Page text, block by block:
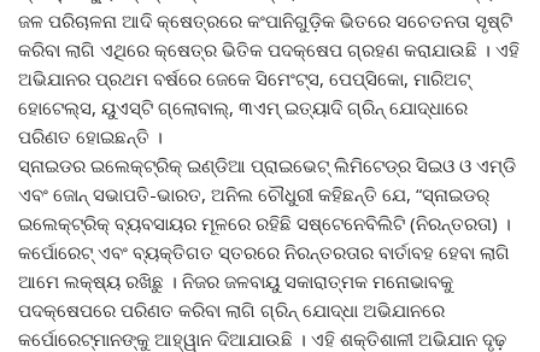
ଜଳ ପରିଚାଳନା ଆଦି କ୍ଷେତ୍ରରେ କଂପାନିଗୁଡ଼ିକ ଭିତରେ ସଚେତନତା ସୃଷ୍ଟି
କରିବା ଲାଗି ଏଥିରେ କ୍ଷେତ୍ର ଭିତିକ ପଦକ୍ଷେପ ଗ୍ରହଣ କରାଯାଉଛି । ଏହି
ଅଭିଯାନର ପ୍ରଥମ ବର୍ଷରେ ଜେକେ ସିମେଂଟ୍‌ସ, ପେପ୍‌ସିକୋ, ମାରିଅଟ୍
ହୋଟେଲ୍‌ସ, ୟୁଏସ୍‌ଟି ଗ୍ଲୋବାଲ୍‌, ୩ଏମ୍ ଇତ୍ୟାଦି ଗ୍ରିନ୍ ଯୋଦ୍ଧାରେ
ପରିଣତ ହୋଇଛନ୍ତି ।
ସ୍ନାଇଡର ଇଲେକ୍ଟ୍ରିକ୍ ଇଣ୍ଡିଆ ପ୍ରାଇଭେଟ୍ ଲିମିଟେଡ୍‌ର ସିଇଓ ଓ ଏମ୍‌ଡି
ଏବଂ ଜୋନ୍ ସଭାପତି-ଭାରତ, ଅନିଲ ଚୌଧୁରୀ କହିଛନ୍ତି ଯେ, “ସ୍ନାଇଡର୍
ଇଲେକ୍ଟ୍ରିକ୍ ବ୍ୟବସାୟର ମୂଳରେ ରହିଛି ସଷ୍ଟେନେବିଲିଟି (ନିରନ୍ତରତା) ।
କର୍ପୋରେଟ୍ ଏବଂ ବ୍ୟକ୍ତିଗତ ସ୍ତରରେ ନିରନ୍ତରତାର ବାର୍ତାବହ ହେବା ଲାଗି
ଆମେ ଲକ୍ଷ୍ୟ ରଖିଛୁ । ନିଜର ଜଳବାୟୁ ସକାରାତ୍ମକ ମନୋଭାବକୁ
ପଦକ୍ଷେପରେ ପରିଣତ କରିବା ଲାଗି ଗ୍ରିନ୍ ଯୋଦ୍ଧା ଅଭିଯାନରେ
କର୍ପୋରେଟ୍‌ମାନଙ୍କୁ ଆହ୍ୱାନ ଦିଆଯାଉଛି । ଏହି ଶକ୍ତିଶାଳୀ ଅଭିଯାନ ଦୃଢ଼